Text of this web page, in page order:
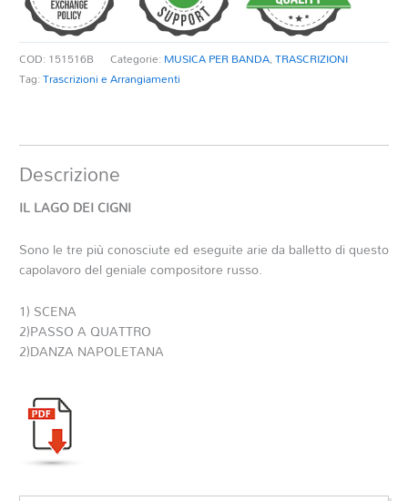
COD: 151516B Categorie: MUSICA PER BANDA,TRASCRIZIONI
Tag:Trascrizioni e Arrangiamenti
Descrizione
IL LAGO DEI CIGNI
Sono le tre più conosciute ed eseguite arie da balletto di questo
capolavoro del geniale compositore russo.
1) SCENA
2)PASSO A QUATTRO
2)DANZA NAPOLETANA